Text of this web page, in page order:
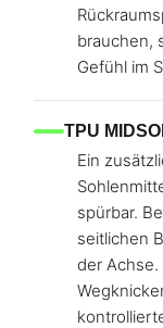
brauchen,
Gefühl im
TPU
Ein
spürbar.
seitlichen
der Achse.